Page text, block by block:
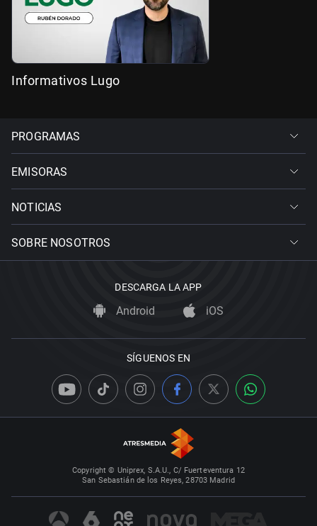
Informativos Lugo
PROGRAMAS
EMISORAS
NOTICIAS
SOBRE NOSOTROS
DESCARGA LA APP
Android iOS
SÍGUENOS EN
Copyright © Uniprex, S.A.U., C/ Fuerteventura 12
San Sebastián de los Reyes, 28703 Madrid